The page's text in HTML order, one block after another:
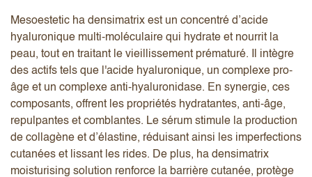
Mesoestetic ha densimatrix est un concentré d’acide
hyaluronique multi-moléculaire qui hydrate et nourrit la
peau, tout en traitant le vieillissement prématuré. Il intègre
des actifs tels que l'acide hyaluronique, un complexe pro-
âge et un complexe anti-hyaluronidase. En synergie, ces
composants, offrent les propriétés hydratantes, anti-âge,
repulpantes et comblantes. Le sérum stimule la production
de collagène et d’élastine, réduisant ainsi les imperfections
cutanées et lissant les rides. De plus, ha densimatrix
moisturising solution renforce la barrière cutanée, protège